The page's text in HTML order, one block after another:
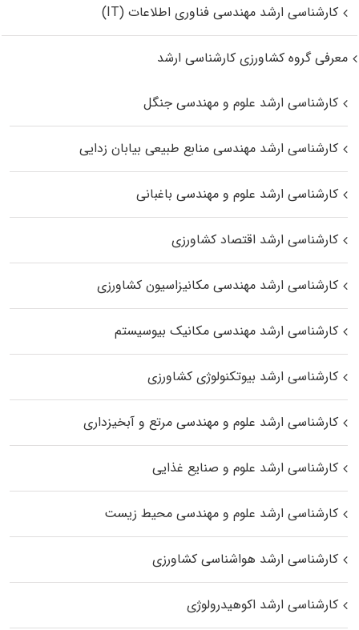
کارشناسی ارشد مهندسی فناوری اطلاعات (IT)
معرفی گروه کشاورزی کارشناسی ارشد
کارشناسی ارشد علوم و مهندسی جنگل
کارشناسی ارشد مهندسی منابع طبیعی بیابان زدایی
کارشناسی ارشد علوم و مهندسی باغبانی
کارشناسی ارشد اقتصاد کشاورزی
کارشناسی ارشد مهندسی مکانیزاسیون کشاورزی
کارشناسی ارشد مهندسی مکانیک بیوسیستم
کارشناسی ارشد بیوتکنولوژی کشاورزی
کارشناسی ارشد علوم و مهندسی مرتع و آبخیزداری
کارشناسی ارشد علوم و صنایع غذایی
کارشناسی ارشد علوم و مهندسی محیط زیست
کارشناسی ارشد هواشناسی کشاورزی
کارشناسی ارشد اکوهیدرولوژی